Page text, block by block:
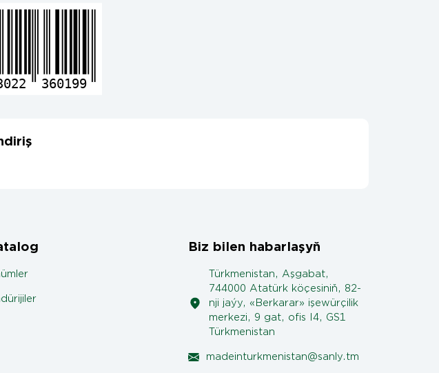
360199
Biz bilen habarlaşyň
Türkmenistan, Aşgabat,
744000 Atatürk köçesiniň, 82-
nji jaýy, «Berkarar» işewürçilik
merkezi, 9 gat, ofis I4, GS1
Türkmenistan
madeinturkmenistan@sanly.tm